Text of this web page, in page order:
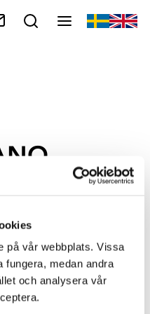
på vår webbplats. Vissa
fungera, medan andra
och analysera vår